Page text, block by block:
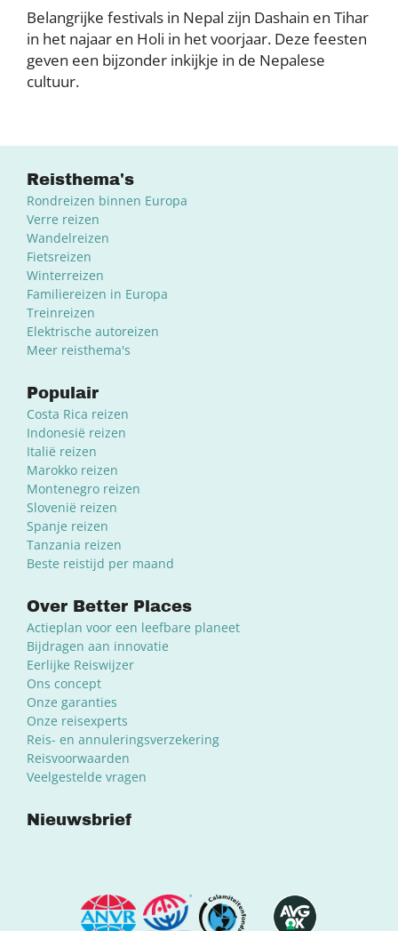
Belangrijke festivals in Nepal zijn Dashain en Tihar
in het najaar en Holi in het voorjaar. Deze feesten
geven een bijzonder inkijkje in de Nepalese
cultuur.
Reisthema's
Rondreizen binnen Europa
Verre reizen
Wandelreizen
Fietsreizen
Winterreizen
Familiereizen in Europa
Treinreizen
Elektrische autoreizen
Meer reisthema's
Populair
Costa Rica reizen
Indonesië reizen
Italië reizen
Marokko reizen
Montenegro reizen
Slovenië reizen
Spanje reizen
Tanzania reizen
Beste reistijd per maand
Over Better Places
Actieplan voor een leefbare planeet
Bijdragen aan innovatie
Eerlijke Reiswijzer
Ons concept
Onze garanties
Onze reisexperts
Reis- en annuleringsverzekering
Reisvoorwaarden
Veelgestelde vragen
Nieuwsbrief